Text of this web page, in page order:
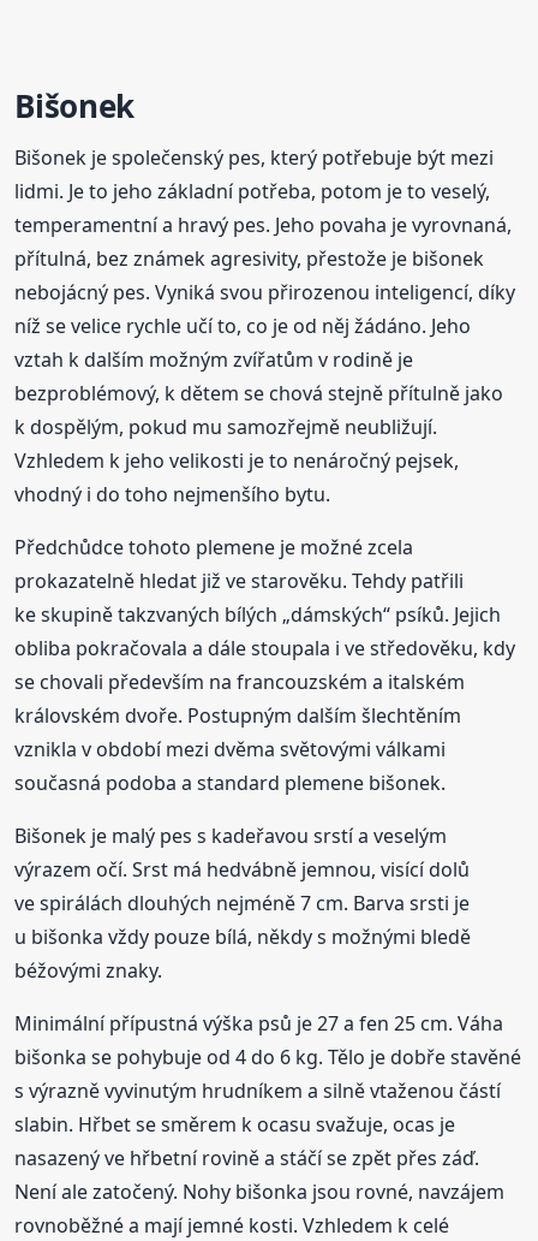
Bišonek
Bišonek je společenský pes, který potřebuje být mezi
lidmi. Je to jeho základní potřeba, potom je to veselý,
temperamentní a hravý pes. Jeho povaha je vyrovnaná,
přítulná, bez známek agresivity, přestože je bišonek
nebojácný pes. Vyniká svou přirozenou inteligencí, díky
níž se velice rychle učí to, co je od něj žádáno. Jeho
vztah k dalším možným zvířatům v rodině je
bezproblémový, k dětem se chová stejně přítulně jako
k dospělým, pokud mu samozřejmě neubližují.
Vzhledem k jeho velikosti je to nenáročný pejsek,
vhodný i do toho nejmenšího bytu.
Předchůdce tohoto plemene je možné zcela
prokazatelně hledat již ve starověku. Tehdy patřili
ke skupině takzvaných bílých „dámských“ psíků. Jejich
obliba pokračovala a dále stoupala i ve středověku, kdy
se chovali především na francouzském a italském
královském dvoře. Postupným dalším šlechtěním
vznikla v období mezi dvěma světovými válkami
současná podoba a standard plemene bišonek.
Bišonek je malý pes s kadeřavou srstí a veselým
výrazem očí. Srst má hedvábně jemnou, visící dolů
ve spirálách dlouhých nejméně 7 cm. Barva srsti je
u bišonka vždy pouze bílá, někdy s možnými bledě
béžovými znaky.
Minimální přípustná výška psů je 27 a fen 25 cm. Váha
bišonka se pohybuje od 4 do 6 kg. Tělo je dobře stavěné
s výrazně vyvinutým hrudníkem a silně vtaženou částí
slabin. Hřbet se směrem k ocasu svažuje, ocas je
nasazený ve hřbetní rovině a stáčí se zpět přes záď.
Není ale zatočený. Nohy bišonka jsou rovné, navzájem
rovnoběžné a mají jemné kosti. Vzhledem k celé